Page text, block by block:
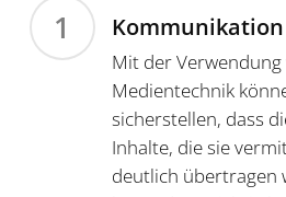
1 Kommunikation
Mit der
Medientechnik
sicherstellen, dass
Inhalte, die sie
deutlich übertragen